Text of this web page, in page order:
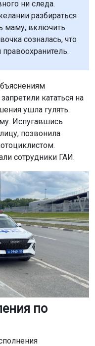
ни следа.
разбираться
маму, включить
созналась, что
кататься на
ушла гулять.
Испугавшись
позвонила
сотрудники ГАИ.
по